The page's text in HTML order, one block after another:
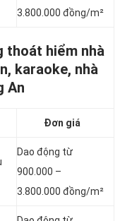
3.800.000 đồng/m²
thoát hiểm nhà
karaoke, nhà
An
Đơn giá
Dao động từ
900.000 –
3.800.000 đồng/m²